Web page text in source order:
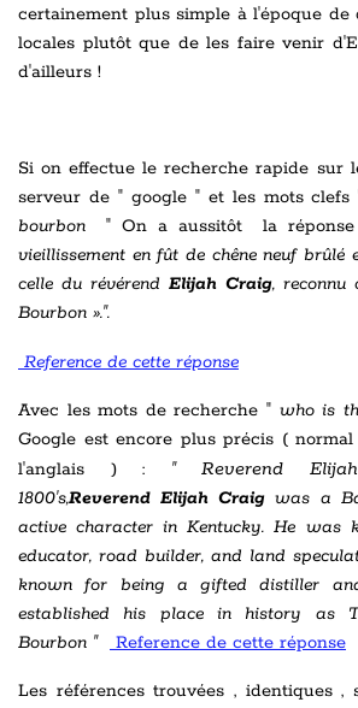
certainement plus simple à l'époque de
locales plutôt que de les faire venir
d'ailleurs !
Si on effectue le recherche rapide sur
serveur de " google " et les mots clefs
bourbon " On a aussitôt la réponse
vieillissement en fût de chêne neuf brûlé
celle du révérend Elijah Craig, reconnu
Bourbon ».".
Reference de cette réponse
Avec les mots de recherche "who is
Google est encore plus précis (
l'anglais ) : " Reverend
1800's,ReverendElijah Craigwas a
active character in Kentucky. He was
educator, road builder, and land
known for being a gifted distiller
established his place in history as
Bourbon "
Reference de cette réponse
Les références trouvées , identiques ,